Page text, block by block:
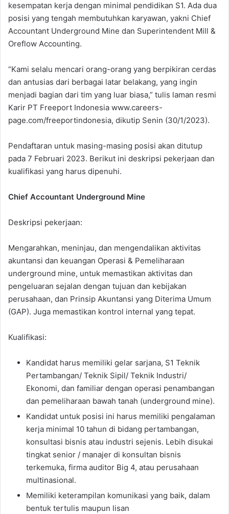
kesempatan kerja dengan minimal pendidikan S1. Ada dua
posisi yang tengah membutuhkan karyawan, yakni Chief
Accountant Underground Mine dan Superintendent Mill &
Oreflow Accounting.
“Kami selalu mencari orang-orang yang berpikiran cerdas
dan antusias dari berbagai latar belakang, yang ingin
menjadi bagian dari tim yang luar biasa,” tulis laman resmi
Karir PT Freeport Indonesia www.careers-
page.com/freeportindonesia, dikutip Senin (30/1/2023).
Pendaftaran untuk masing-masing posisi akan ditutup
pada 7 Februari 2023. Berikut ini deskripsi pekerjaan dan
kualifikasi yang harus dipenuhi.
Chief Accountant Underground Mine
Deskripsi pekerjaan:
Mengarahkan, meninjau, dan mengendalikan aktivitas
akuntansi dan keuangan Operasi & Pemeliharaan
underground mine, untuk memastikan aktivitas dan
pengeluaran sejalan dengan tujuan dan kebijakan
perusahaan, dan Prinsip Akuntansi yang Diterima Umum
(GAP). Juga memastikan kontrol internal yang tepat.
Kualifikasi:
Kandidat harus memiliki gelar sarjana, S1 Teknik
Pertambangan/ Teknik Sipil/ Teknik Industri/
Ekonomi, dan familiar dengan operasi penambangan
dan pemeliharaan bawah tanah (underground mine).
Kandidat untuk posisi ini harus memiliki pengalaman
kerja minimal 10 tahun di bidang pertambangan,
konsultasi bisnis atau industri sejenis. Lebih disukai
tingkat senior / manajer di konsultan bisnis
terkemuka, firma auditor Big 4, atau perusahaan
multinasional.
Memiliki keterampilan komunikasi yang baik, dalam
bentuk tertulis maupun lisan